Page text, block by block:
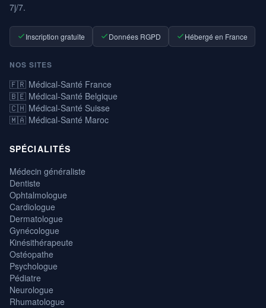
7j/7.
Inscription gratuite Données RGPD Hébergé en France
NOS SITES
🇫🇷 Médical-Santé France
🇧🇪 Médical-Santé Belgique
🇨🇭 Médical-Santé Suisse
🇲🇦 Médical-Santé Maroc
SPÉCIALITÉS
Médecin généraliste
Dentiste
Ophtalmologue
Cardiologue
Dermatologue
Gynécologue
Kinésithérapeute
Ostéopathe
Psychologue
Pédiatre
Neurologue
Rhumatologue